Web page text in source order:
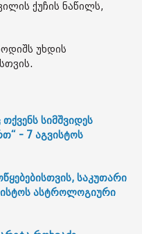
ქუჩის ნაწილს,
უხდის
სიმშვიდეს
- 7 აგვისტოს
საკუთარი
ასტროლოგიური